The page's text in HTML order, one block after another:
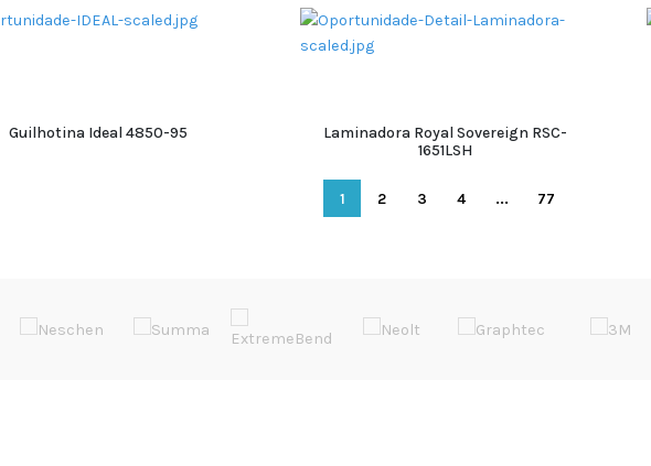
ADICIONAR ADICIONAR
Guilhotina Ideal 4850-95
Laminadora Royal Sovereign RSC-
1651LSH
1 2 3 4 ... 77